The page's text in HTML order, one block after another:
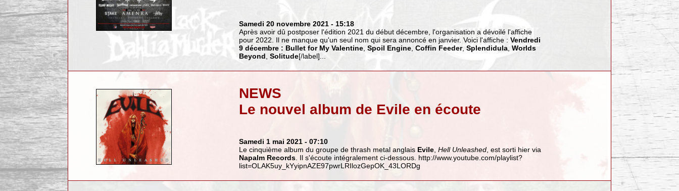
Samedi 20 novembre 2021 - 15:18
Après avoir dû postposer l'édition 2021 du début décembre, l'organisation a dévoilé l'affiche
pour 2022. Il ne manque qu'un seul nom qui sera annoncé en janvier. Voici l'affiche : Vendredi
9 décembre : Bullet for My Valentine, Spoil Engine, Coffin Feeder, Splendidula, Worlds
Beyond Solitude[/label]...
NEWS
Le nouvel album de Evile en écoute
Samedi 1 mai 2021 - 07:10
Le cinquième album du groupe de thrash metal anglais Evile, Hell Unleashed, est sorti hier via
Napalm Records. Il s'écoute intégralement ci-dessous. http://www.youtube.com/playlist?
list=OLAK5uy_kYyipnAZE97pwrLRIlozGepOK_43LORDg